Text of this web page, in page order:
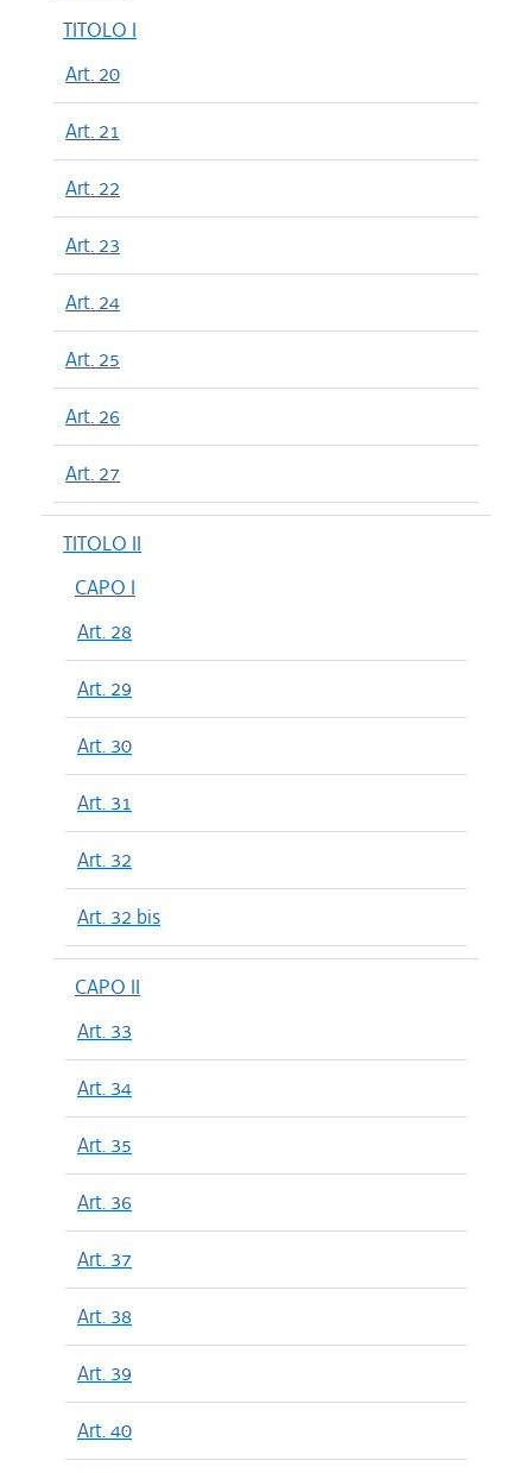
TITOLO I
Art. 20
Art. 21
Art. 22
Art. 23
Art. 24
Art. 25
Art. 26
Art. 27
TITOLO II
CAPO I
Art. 28
Art. 29
Art. 30
Art. 31
Art. 32
Art. 32 bis
CAPO II
Art. 33
Art. 34
Art. 35
Art. 36
Art. 37
Art. 38
Art. 39
Art. 40